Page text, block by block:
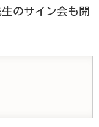
のサイン会も開